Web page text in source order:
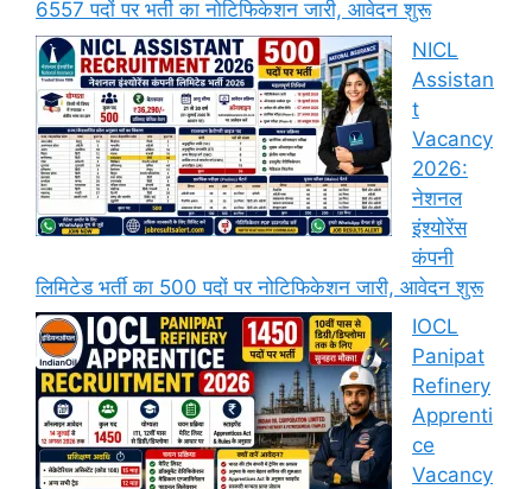
6557 पदों पर भर्ती का नोटिफिकेशन जारी, आवेदन शुरू
NICL
Assistan
t
Vacancy
2026:
नेशनल
इंश्योरेंस
कंपनी
लिमिटेड भर्ती का 500 पदों पर नोटिफिकेशन जारी, आवेदन शुरू
IOCL
Panipat
Refinery
Apprenti
ce
Vacancy